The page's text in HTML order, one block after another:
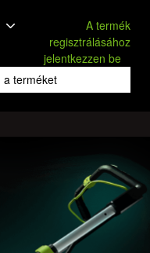
A termék
regisztrálásához
jelentkezzen be